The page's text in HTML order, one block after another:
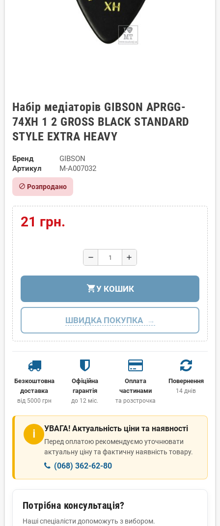
Набір медіаторів GIBSON APRGG-
74XH 1 2 GROSS BLACK STANDARD
STYLE EXTRA HEAVY
Бренд
GIBSON
Артикул
M-A007032
block Розпродано
21 грн.
remove add
shopping_cartУ КОШИК
ШВИДКА ПОКУПКА
Безкоштовна
доставка
від 5000 грн
Офіційна
гарантія
до 12 міс.
Оплата
частинами
та розстрочка
Повернення
14 днів
ℹ УВАГА! Актуальність ціни та наявності
Перед оплатою рекомендуємо уточнювати
актуальну ціну та фактичну наявність товару.
(068) 362-62-80
Потрібна консультація?
Наші спеціалісти допоможуть з вибором.